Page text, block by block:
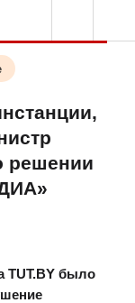
решении
TUT.BY было